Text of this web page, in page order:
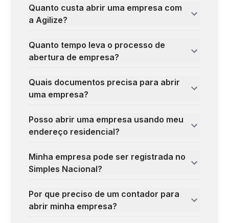
Quanto custa abrir uma empresa com
a Agilize?
Quanto tempo leva o processo de
abertura de empresa?
Quais documentos precisa para abrir
uma empresa?
Posso abrir uma empresa usando meu
endereço residencial?
Minha empresa pode ser registrada no
Simples Nacional?
Por que preciso de um contador para
abrir minha empresa?